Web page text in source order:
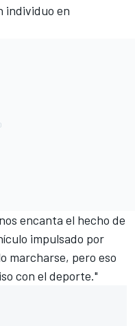
individuo en
encanta el hecho de
impulsado por
marcharse, pero eso
con el deporte."